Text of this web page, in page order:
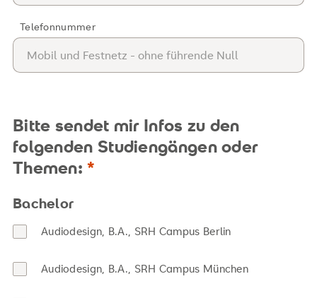
Telefonnummer
Bitte sendet mir Infos zu den
folgenden Studiengängen oder
Themen:
Bachelor
Audiodesign, B.A., SRH Campus Berlin
Audiodesign, B.A., SRH Campus München